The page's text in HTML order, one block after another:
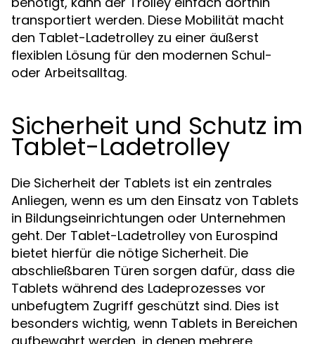
transportiert werden. Diese Mobilität macht
den Tablet-Ladetrolley zu einer äußerst
flexiblen Lösung für den modernen Schul-
oder Arbeitsalltag.
Sicherheit und Schutz im
Tablet-Ladetrolley
Die Sicherheit der Tablets ist ein zentrales
Anliegen, wenn es um den Einsatz von Tablets
in Bildungseinrichtungen oder Unternehmen
geht. Der Tablet-Ladetrolley von Eurospind
bietet hierfür die nötige Sicherheit. Die
abschließbaren Türen sorgen dafür, dass die
Tablets während des Ladeprozesses vor
unbefugtem Zugriff geschützt sind. Dies ist
besonders wichtig, wenn Tablets in Bereichen